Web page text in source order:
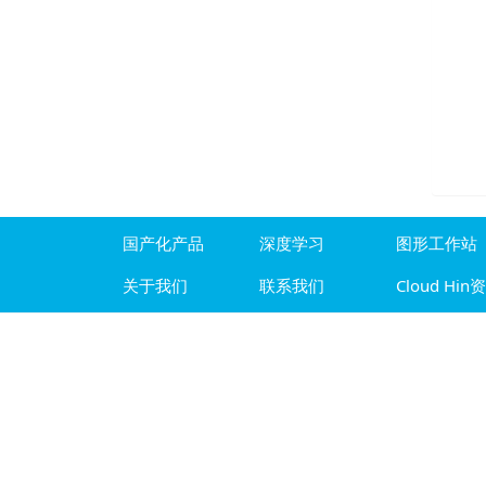
国产化产品 深度学习
图形工作站
关于我们
联系我们 Cloud Hin